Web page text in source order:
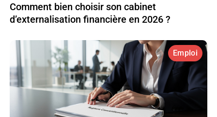
Comment bien choisir son cabinet
d’externalisation financière en 2026 ?
Emploi